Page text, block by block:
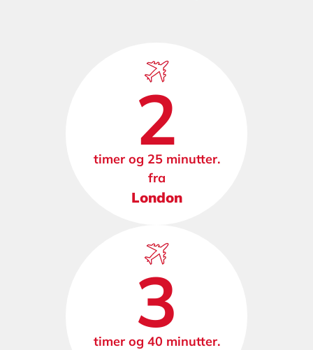
2
timer og 25 minutter.
fra
London
3
timer og 40 minutter.